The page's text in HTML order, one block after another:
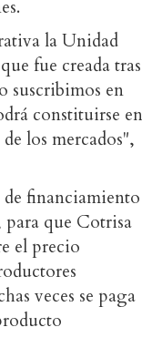
la Unidad
fue creada tras
suscribimos en
constituirse en
los mercados",
financiamiento
para que Cotrisa
el precio
veces se paga